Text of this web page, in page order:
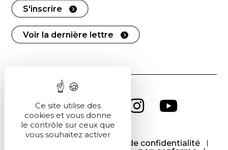
S'inscrire
Voir la dernière lettre
Politique de confidentialité
Ce site utilise des
cookies et vous donne
le contrôle sur ceux que
vous souhaitez activer